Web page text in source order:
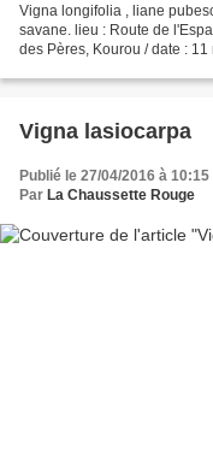
Vigna longifolia , liane
savane. lieu : Route de
des Pères, Kourou / date : 11
Vigna lasiocarpa
Publié le 27/04/2016 à 10:15
Par La Chaussette Rouge